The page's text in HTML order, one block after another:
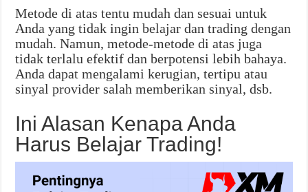
Metode di atas tentu mudah dan sesuai untuk
Anda yang tidak ingin belajar dan trading dengan
mudah. Namun, metode-metode di atas juga
tidak terlalu efektif dan berpotensi lebih bahaya.
Anda dapat mengalami kerugian, tertipu atau
sinyal provider salah memberikan sinyal, dsb.
Ini Alasan Kenapa Anda
Harus Belajar Trading!